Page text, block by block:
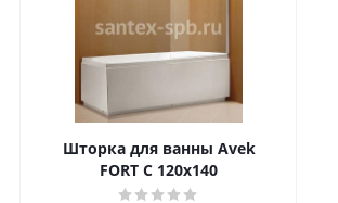
Шторка для ванны Avek
FORT C 120х140